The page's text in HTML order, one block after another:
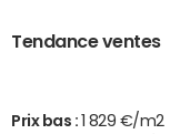
Tendance ventes
Prix bas : 1 829 €/m2